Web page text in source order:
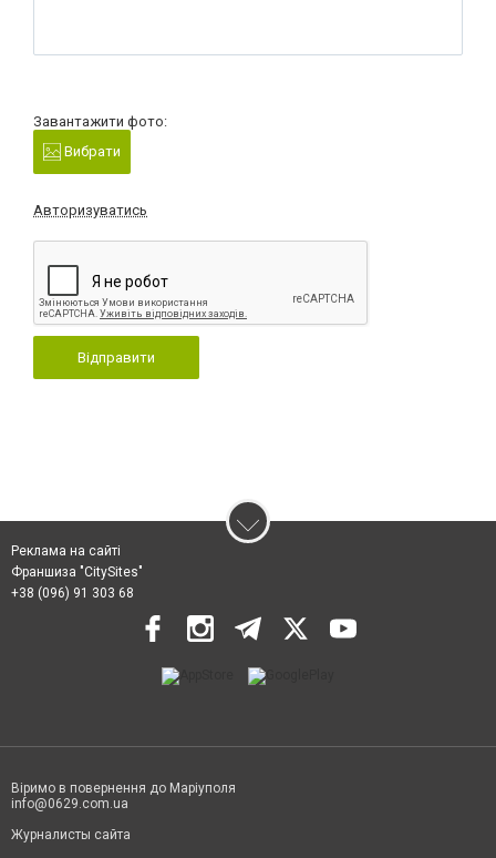
Завантажити фото:
Вибрати
Авторизуватись
Відправити
Реклама на сайті
Франшиза "CitySites"
+38 (096) 91 303 68
Віримо в повернення до Маріуполя
info@0629.com.ua
Журналисты сайта